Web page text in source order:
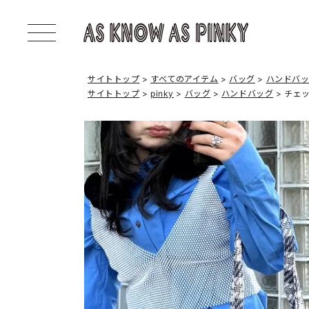
サイトトップ すべてのアイテム バッグ
ハンドバ
サイトトップ
pinky バッグ ハンドバッグ チェ